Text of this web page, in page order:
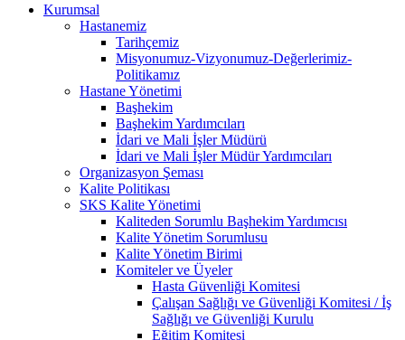
Kurumsal
Hastanemiz
Tarihçemiz
Misyonumuz-Vizyonumuz-Değerlerimiz-
Politikamız
Hastane Yönetimi
Başhekim
Başhekim Yardımcıları
İdari ve Mali İşler Müdürü
İdari ve Mali İşler Müdür Yardımcıları
Organizasyon Şeması
Kalite Politikası
SKS Kalite Yönetimi
Kaliteden Sorumlu Başhekim Yardımcısı
Kalite Yönetim Sorumlusu
Kalite Yönetim Birimi
Komiteler ve Üyeler
Hasta Güvenliği Komitesi
Çalışan Sağlığı ve Güvenliği Komitesi / İş
Sağlığı ve Güvenliği Kurulu
Eğitim Komitesi